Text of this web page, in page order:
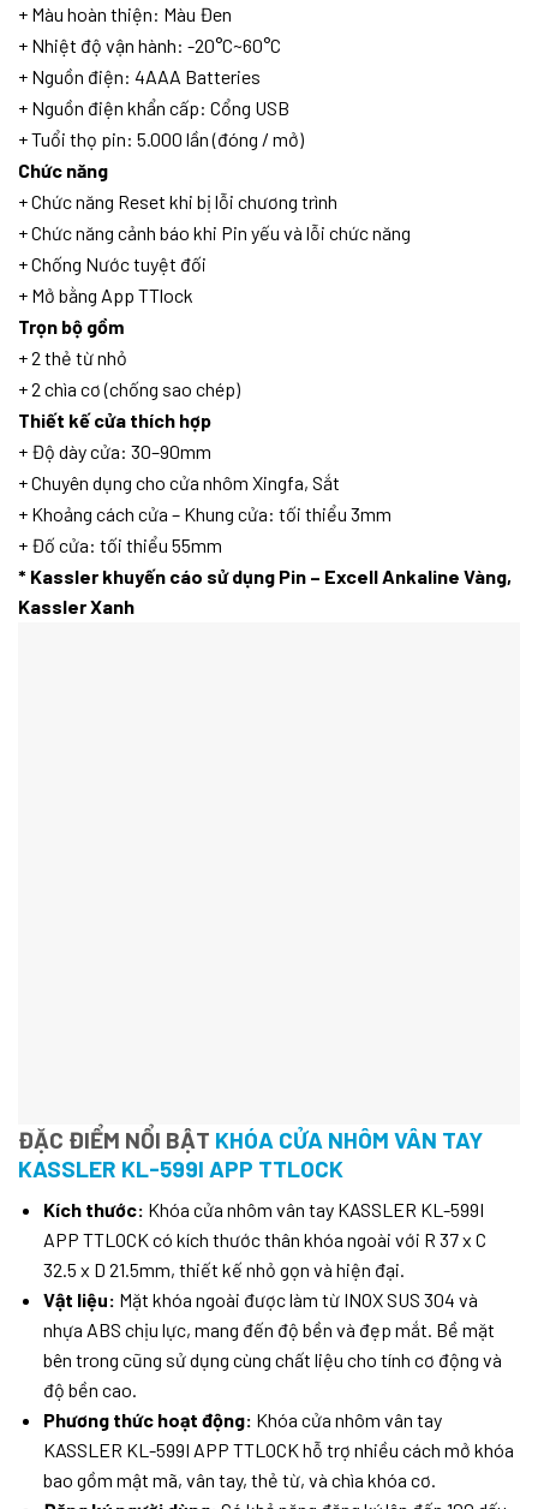
+ Màu hoàn thiện: Màu Đen
+ Nhiệt độ vận hành: -20°C~60°C
+ Nguồn điện: 4AAA Batteries
+ Nguồn điện khẩn cấp: Cổng USB
+ Tuổi thọ pin: 5.000 lần (đóng / mở)
Chức năng
+ Chức năng Reset khi bị lỗi chương trình
+ Chức năng cảnh báo khi Pin yếu và lỗi chức năng
+ Chống Nước tuyệt đối
+ Mở bằng App TTlock
Trọn bộ gồm
+ 2 thẻ từ nhỏ
+ 2 chìa cơ (chống sao chép)
Thiết kế cửa thích hợp
+ Độ dày cửa: 30–90mm
+ Chuyên dụng cho cửa nhôm Xingfa, Sắt
+ Khoảng cách cửa – Khung cửa: tối thiểu 3mm
+ Đố cửa: tối thiểu 55mm
* Kassler khuyến cáo sử dụng Pin – Excell Ankaline Vàng,
Kassler Xanh
ĐẶC ĐIỂM NỔI BẬT KHÓA CỬA NHÔM VÂN TAY
KASSLER KL-599I APP TTLOCK
Kích thước: Khóa cửa nhôm vân tay KASSLER KL-599I
APP TTLOCK có kích thước thân khóa ngoài với R 37 x C
32.5 x D 21.5mm, thiết kế nhỏ gọn và hiện đại.
Vật liệu: Mặt khóa ngoài được làm từ INOX SUS 304 và
nhựa ABS chịu lực, mang đến độ bền và đẹp mắt. Bề mặt
bên trong cũng sử dụng cùng chất liệu cho tính cơ động và
độ bền cao.
Phương thức hoạt động: Khóa cửa nhôm vân tay
KASSLER KL-599I APP TTLOCK hỗ trợ nhiều cách mở khóa
bao gồm mật mã, vân tay, thẻ từ, và chìa khóa cơ.